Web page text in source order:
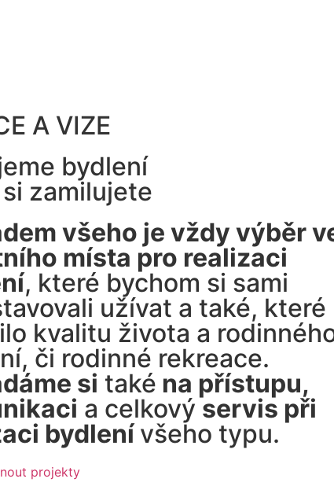
A VIZE
bydlení
zamilujete
všeho je vždy výběr
místa pro realizaci
, které bychom si sami
užívat a také, které
kvalitu života a
či rodinné rekreace.
si také na přístupu,
a celkovýservis při
bydlenívšeho typu.
projekty